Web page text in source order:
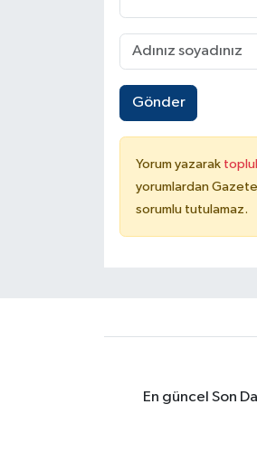
Gönder
Yorum yazarak
yorumlardan
sorumlu tutulamaz.
En güncel Son